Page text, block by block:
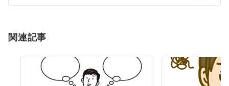
シ
ン
関連記事